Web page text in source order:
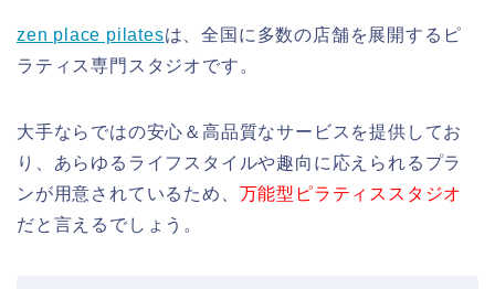
zen place pilatesは、全国に多数の店舗を展開するピ
ラティス専門スタジオです。
大手ならではの安心＆高品質なサービスを提供してお
り、あらゆるライフスタイルや趣向に応えられるプラ
ンが用意されているため、 万能型ピラティススタジオ
だと言えるでしょう。